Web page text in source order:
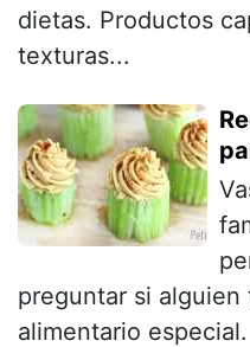
dietas. Productos
texturas...
preguntar si
alimentario